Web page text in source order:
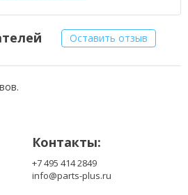
Оставить отзыв
Контакты:
+7 495 414 2849
info@parts-plus.ru